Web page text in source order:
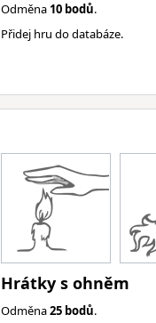
Odměna 10 bodů.
Přidej hru do databáze.
Hrátky s ohněm
Odměna25 bodů.